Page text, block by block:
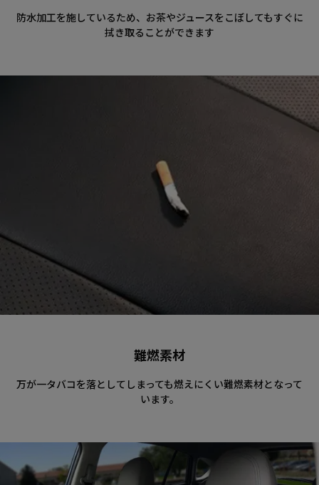
防水加工を施しているため、お茶やジュースをこぼしてもすぐに
拭き取ることができます
難燃素材
万が一タバコを落としてしまっても燃えにくい難燃素材となって
います。